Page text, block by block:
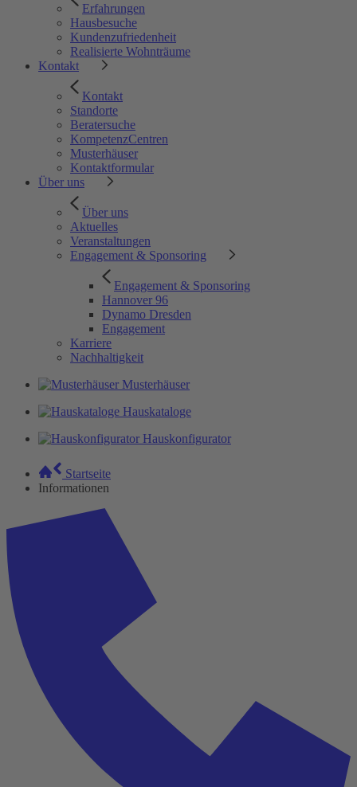
Erfahrungen
Hausbesuche
Kundenzufriedenheit
Realisierte Wohnträume
Kontakt
Kontakt
Standorte
Beratersuche
KompetenzCentren
Musterhäuser
Kontaktformular
Über uns
Über uns
Aktuelles
Veranstaltungen
Engagement & Sponsoring
Engagement & Sponsoring
Hannover 96
Dynamo Dresden
Engagement
Karriere
Nachhaltigkeit
Musterhäuser
Hauskataloge
Hauskonfigurator
Startseite
Informationen